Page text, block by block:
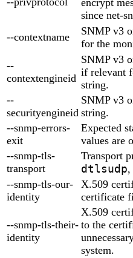
since net-
--contextname
SNMP v3
for the
--
contextengineid
SNMP v3
if relevant
string.
--
securityengineid
SNMP v3
string.
--snmp-errors-
exit
Expected
values are
--snmp-tls-
transport
Transport
dtlsudp,
--snmp-tls-our-
identity
X.509
certificate
--snmp-tls-their-
identity
X.509
to the
system.